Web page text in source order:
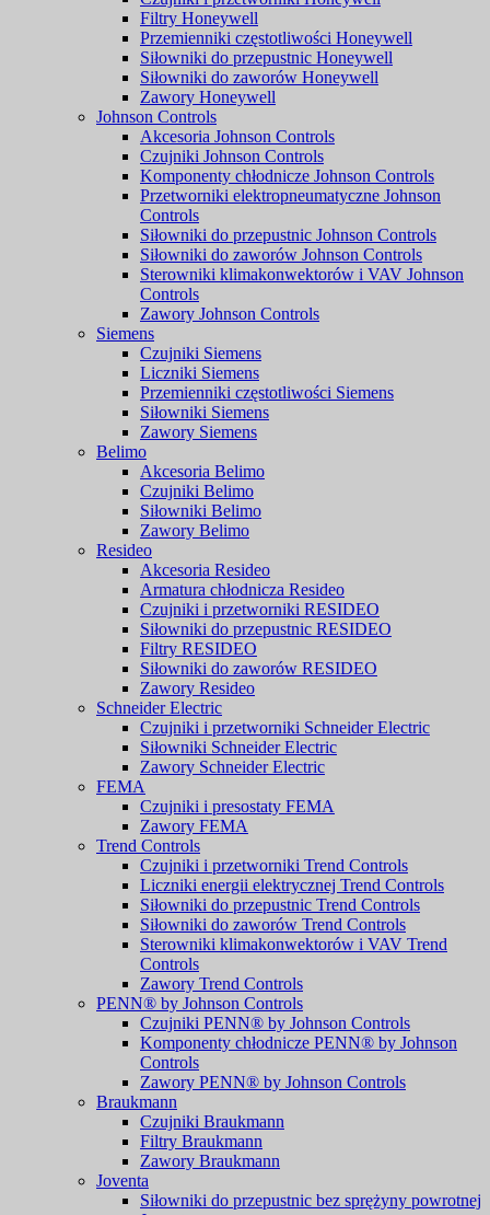
Filtry Honeywell
Przemienniki częstotliwości Honeywell
Siłowniki do przepustnic Honeywell
Siłowniki do zaworów Honeywell
Zawory Honeywell
Johnson Controls
Akcesoria Johnson Controls
Czujniki Johnson Controls
Komponenty chłodnicze Johnson Controls
Przetworniki elektropneumatyczne Johnson
Controls
Siłowniki do przepustnic Johnson Controls
Siłowniki do zaworów Johnson Controls
Sterowniki klimakonwektorów i VAV Johnson
Controls
Zawory Johnson Controls
Siemens
Czujniki Siemens
Liczniki Siemens
Przemienniki częstotliwości Siemens
Siłowniki Siemens
Zawory Siemens
Belimo
Akcesoria Belimo
Czujniki Belimo
Siłowniki Belimo
Zawory Belimo
Resideo
Akcesoria Resideo
Armatura chłodnicza Resideo
Czujniki i przetworniki RESIDEO
Siłowniki do przepustnic RESIDEO
Filtry RESIDEO
Siłowniki do zaworów RESIDEO
Zawory Resideo
Schneider Electric
Czujniki i przetworniki Schneider Electric
Siłowniki Schneider Electric
Zawory Schneider Electric
FEMA
Czujniki i presostaty FEMA
Zawory FEMA
Trend Controls
Czujniki i przetworniki Trend Controls
Liczniki energii elektrycznej Trend Controls
Siłowniki do przepustnic Trend Controls
Siłowniki do zaworów Trend Controls
Sterowniki klimakonwektorów i VAV Trend
Controls
Zawory Trend Controls
PENN® by Johnson Controls
Czujniki PENN® by Johnson Controls
Komponenty chłodnicze PENN® by Johnson
Controls
Zawory PENN® by Johnson Controls
Braukmann
Czujniki Braukmann
Filtry Braukmann
Zawory Braukmann
Joventa
Siłowniki do przepustnic bez sprężyny powrotnej